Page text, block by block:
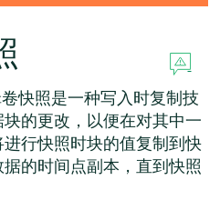
快照是一种写入时复制技
的更改，以便在对其中一
行快照时块的值复制到快
的时间点副本，直到快照